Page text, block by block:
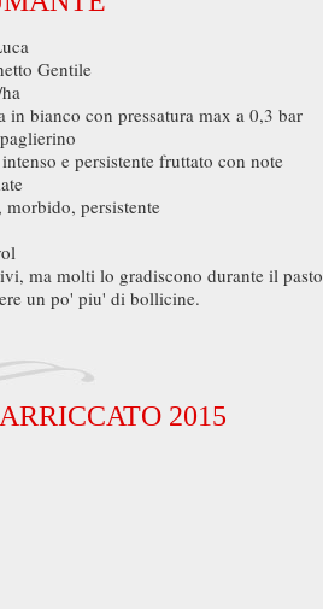
Gentile
in bianco con pressatura max a 0,3 bar
e persistente fruttato con note
morbido, persistente
ma molti lo gradiscono durante il pasto
un po' piu' di bollicine.
2015